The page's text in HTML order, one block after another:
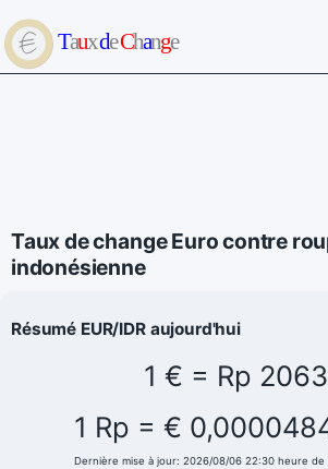
Taux de change Euro contre
indonésienne
Résumé EUR/IDR aujourd'hui
1 € = Rp
1 Rp = €
Dernière mise à jour: 2026/08/06 22:30 heure de